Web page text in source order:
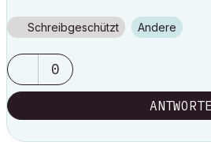
Schreibgeschützt Andere
0